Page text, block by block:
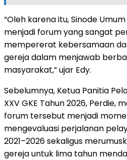
“Oleh karena itu, Sinode Umum
menjadi forum yang sangat
mempererat kebersamaan
gereja dalam menjawab
masyarakat,” ujar Edy.
Sebelumnya, Ketua Panitia
XXV GKE Tahun 2026, Perdie,
forum tersebut menjadi
mengevaluasi perjalanan
2021–2026 sekaligus
gereja untuk lima tahun